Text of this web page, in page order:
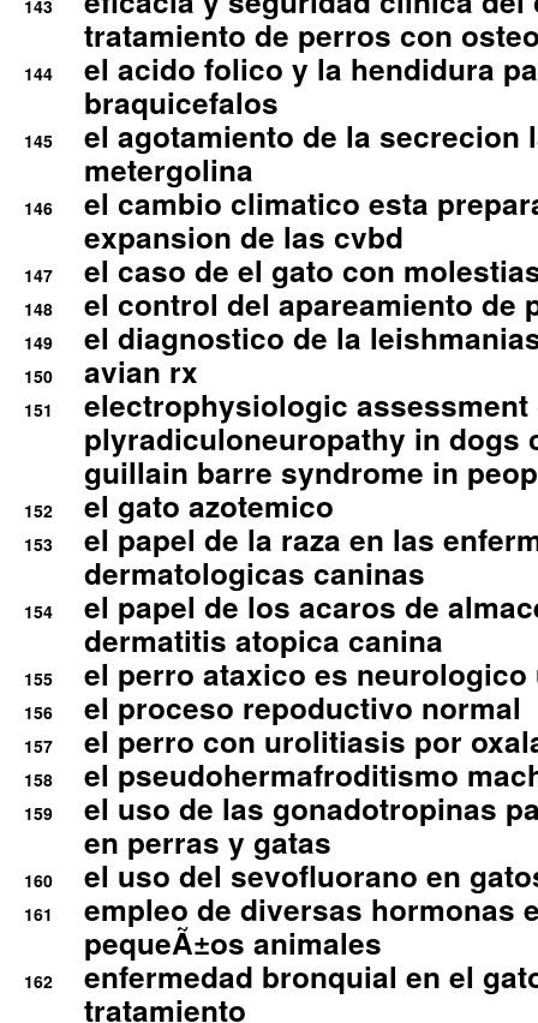
143
tratamiento de perros con
144
el acido folico y la hendidura
braquicefalos
145
el agotamiento de la secrecion
metergolina
146
el cambio climatico esta
expansion de las cvbd
147 el caso de el gato con
148 el control del apareamiento de
149 el diagnostico de la
150 avian rx
151
electrophysiologic assessment
plyradiculoneuropathy in dogs
guillain barre syndrome in
152 el gato azotemico
153
el papel de la raza en las
dermatologicas caninas
154
el papel de los acaros de
dermatitis atopica canina
155 el perro ataxico es
156 el proceso repoductivo normal
157 el perro con urolitiasis por
158 el pseudohermafroditismo
159
el uso de las gonadotropinas
en perras y gatas
160 el uso del sevofluorano en
161
empleo de diversas hormonas
pequeÃ±os animales
162
enfermedad bronquial en el
tratamiento